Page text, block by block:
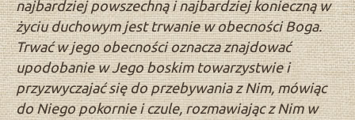
najbardziej powszechną i najbardziej konieczną w
życiu duchowym jest trwanie w obecności Boga.
Trwać w jego obecności oznacza znajdować
upodobanie w Jego boskim towarzystwie i
przyzwyczajać się do przebywania z Nim, mówiąc
do Niego pokornie i czule, rozmawiając z Nim w